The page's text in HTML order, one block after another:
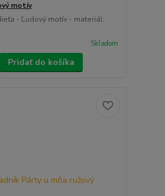
motív
- Ľudový motív - materiál:
Skladom
Pridať do košíka